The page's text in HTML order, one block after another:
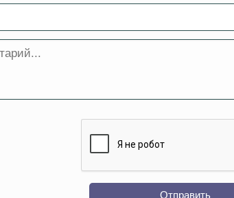
Отправить